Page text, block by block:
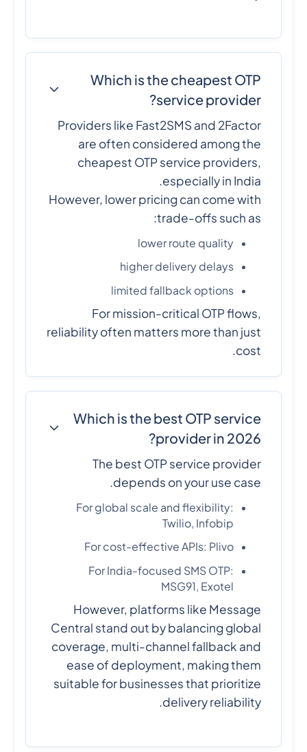
Which is the cheapest OTP
service provider?
Providers like Fast2SMS and 2Factor
are often considered among the
cheapest OTP service providers,
especially in India.
However, lower pricing can come with
trade-offs such as:
lower route quality
higher delivery delays
limited fallback options
For mission-critical OTP flows,
reliability often matters more than just
cost.
Which is the best OTP service
provider in 2026?
The best OTP service provider
depends on your use case.
For global scale and flexibility:
Twilio, Infobip
For cost-effective APIs: Plivo
For India-focused SMS OTP:
MSG91, Exotel
However, platforms like Message
Central stand out by balancing global
coverage, multi-channel fallback and
ease of deployment, making them
suitable for businesses that prioritize
delivery reliability.